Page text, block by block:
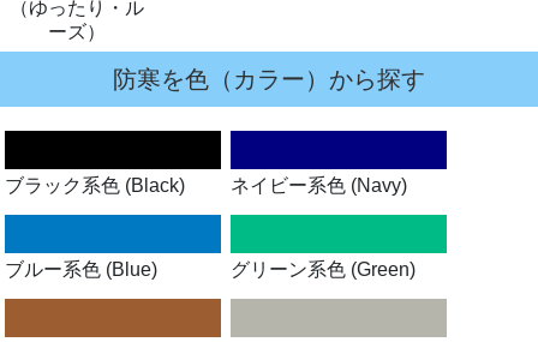
（ゆったり・ル
ーズ）
防寒を色（カラー）から探す
ブラック系色 (Black) ネイビー系色 (Navy)
ブルー系色 (Blue) グリーン系色 (Green)